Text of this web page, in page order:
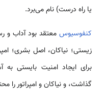
یا راه درست) نام می­‌برد.
کنفوسیوس معتقد بود آداب و
زیستی؛ نیاکان، اصل بشری؛
برای ایجاد امنیت بایستی به
گذاشت، و نیاکان و امپراتور را